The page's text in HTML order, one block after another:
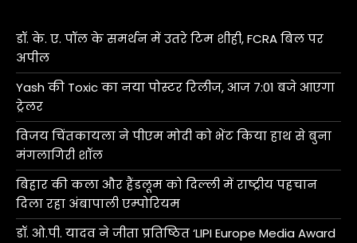
डॉ. के. ए. पॉल के समर्थन में उतरे टिम शीही, FCRA बिल पर
अपील
Yash की Toxic का नया पोस्टर रिलीज, आज 7:01 बजे आएगा
ट्रेलर
विजय चिंतकायला ने पीएम मोदी को भेंट किया हाथ से बुना
मंगलागिरी शॉल
बिहार की कला और हैंडलूम को दिल्ली में राष्ट्रीय पहचान
दिला रहा अंबापाली एम्पोरियम
डॉ. ओ.पी. यादव ने जीता प्रतिष्ठित ‘LIPI Europe Media Award